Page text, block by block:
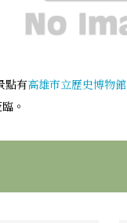
點有高雄市立歷史博物館
。